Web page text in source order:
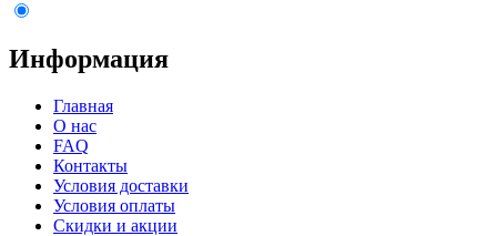
Информация
Главная
О нас
FAQ
Контакты
Условия доставки
Условия оплаты
Скидки и акции